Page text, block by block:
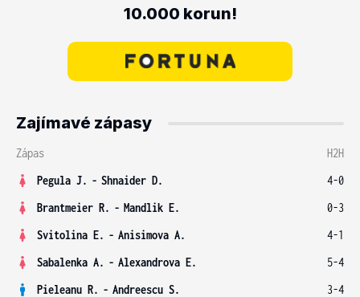
10.000 korun!
Zajímavé zápasy
Zápas
H2H
Pegula J. - Shnaider D.
4-0
Brantmeier R. - Mandlik E.
0-3
Svitolina E. - Anisimova A.
4-1
Sabalenka A. - Alexandrova E.
5-4
Pieleanu R. - Andreescu S.
3-4